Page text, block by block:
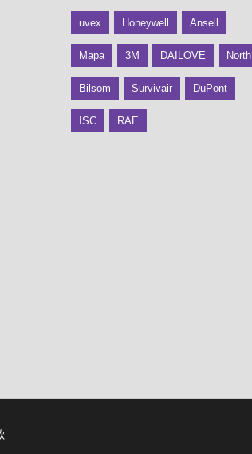
uvex Honeywell Ansell
Mapa 3M DAILOVE North
Bilsom Survivair DuPont
ISC RAE